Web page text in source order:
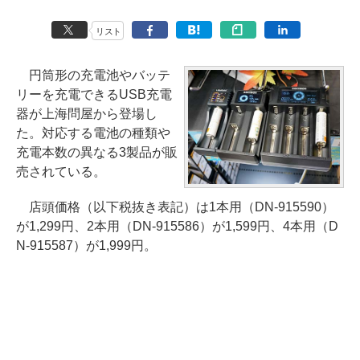
リスト
円筒形の充電池やバッテ
リーを充電できるUSB充電
器が上海問屋から登場し
た。対応する電池の種類や
充電本数の異なる3製品が販
売されている。
店頭価格（以下税抜き表記）は1本用（DN-915590）
が1,299円、2本用（DN-915586）が1,599円、4本用（D
N-915587）が1,999円。